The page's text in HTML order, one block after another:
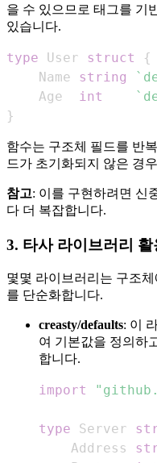
을 수 있으므로 태그를 기
있습니다.
type User struct
{
    Name
string
    Age
int
}
함수는 구조체 필드를 반
드가 초기화되지 않은 경
참고: 이를 구현하려면 신
다 더 복잡합니다.
3. 타사 라이브러리 활
몇몇 라이브러리는 구조
를 단순화합니다.
creasty/defaults: 이
여 기본값을 정의하
합니다.
import
type Server
    Address